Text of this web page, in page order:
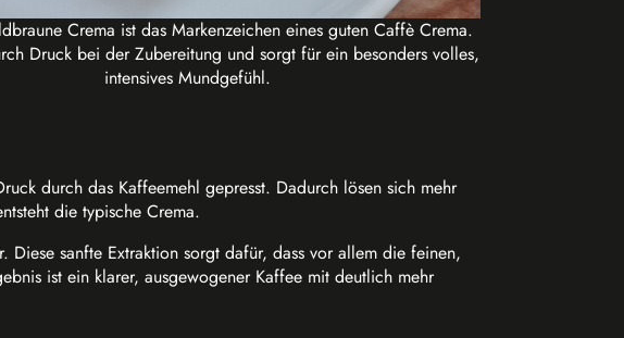
Crema ist das Markenzeichen eines guten Caffè Crema.
Druck bei der Zubereitung und sorgt für ein besonders volles,
intensives Mundgefühl.
durch das Kaffeemehl gepresst. Dadurch lösen sich mehr
die typische Crema.
sanfte Extraktion sorgt dafür, dass vor allem die feinen,
ist ein klarer, ausgewogener Kaffee mit deutlich mehr